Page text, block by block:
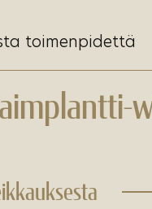
toimenpidettä